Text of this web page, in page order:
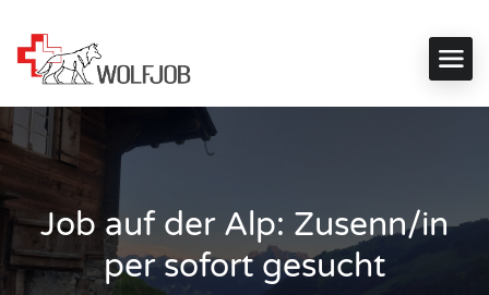
Job auf der Alp: Zusenn/in
per sofort gesucht